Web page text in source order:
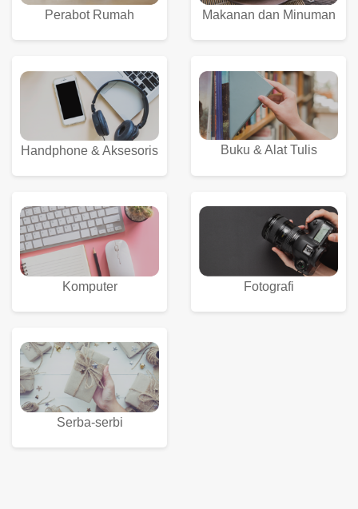
Perabot Rumah Makanan dan Minuman
Handphone & Aksesoris Buku & Alat Tulis
Komputer Fotografi
Serba-serbi